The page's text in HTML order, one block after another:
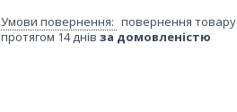
повернення товару
протягом 14 днів за домовленістю